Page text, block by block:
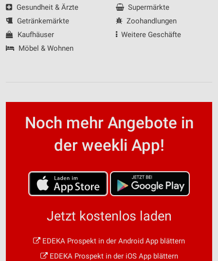
Gesundheit & Ärzte
Getränkemärkte
Kaufhäuser
Möbel & Wohnen
Supermärkte
Zoohandlungen
Weitere Geschäfte
Noch mehr Angebote in
der weekli App!
Jetzt kostenlos laden
EDEKA Prospekt in der Android App blättern
EDEKA Prospekt in der iOS App blättern